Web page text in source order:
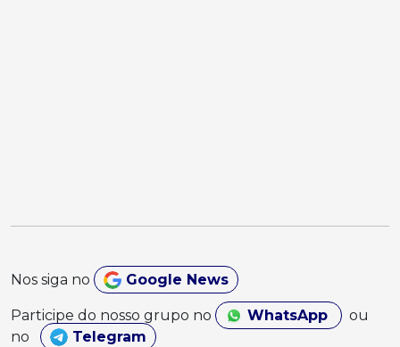
Nos siga no Google News
Participe do nosso grupo no WhatsApp
ou
no
Telegram